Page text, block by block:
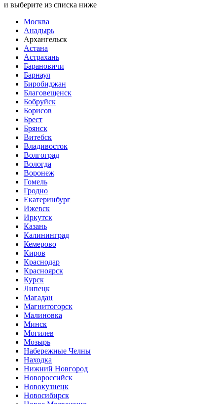
и выберите из списка ниже
Москва
Анадырь
Архангельск
Астана
Астрахань
Барановичи
Барнаул
Биробиджан
Благовещенск
Бобруйск
Борисов
Брест
Брянск
Витебск
Владивосток
Волгоград
Вологда
Воронеж
Гомель
Гродно
Екатеринбург
Ижевск
Иркутск
Казань
Калининград
Кемерово
Киров
Краснодар
Красноярск
Курск
Липецк
Магадан
Магнитогорск
Малиновка
Минск
Могилев
Мозырь
Набережные Челны
Находка
Нижний Новгород
Новороссийск
Новокузнецк
Новосибирск